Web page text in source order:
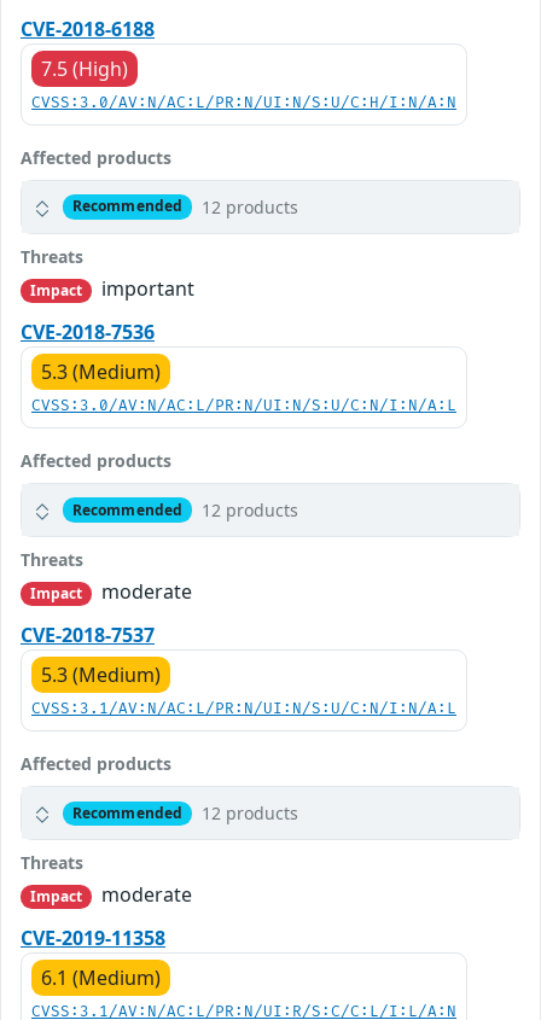
CVE-2018-6188
7.5 (High)
CVSS:3.0/AV:N/AC:L/PR:N/UI:N/S:U/C:H/I:N/A:N
Affected products
Recommended 12 products
Threats
Impact
important
CVE-2018-7536
5.3 (Medium)
CVSS:3.0/AV:N/AC:L/PR:N/UI:N/S:U/C:N/I:N/A:L
Affected products
Recommended 12 products
Threats
Impact
moderate
CVE-2018-7537
5.3 (Medium)
CVSS:3.1/AV:N/AC:L/PR:N/UI:N/S:U/C:N/I:N/A:L
Affected products
Recommended 12 products
Threats
Impact
moderate
CVE-2019-11358
6.1 (Medium)
CVSS:3.1/AV:N/AC:L/PR:N/UI:R/S:C/C:L/I:L/A:N